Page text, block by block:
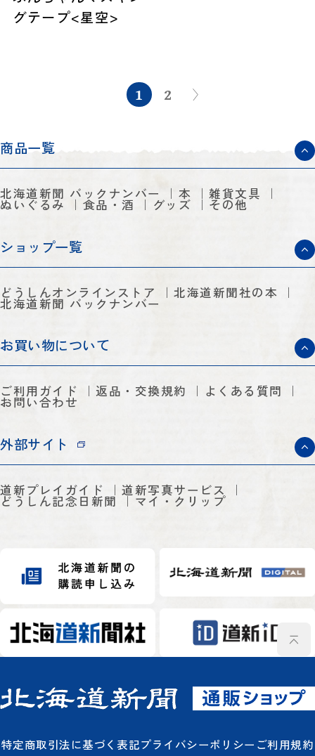
グテープ<星空>
1 2
商品一覧
北海道新聞 バックナンバー 本 雑貨文具
ぬいぐるみ 食品・酒 グッズ その他
ショップ一覧
どうしんオンラインストア 北海道新聞社の本
北海道新聞 バックナンバー
お買い物について
ご利用ガイド 返品・交換規約 よくある質問
お問い合わせ
外部サイト
道新プレイガイド 道新写真サービス
どうしん記念日新聞 マイ・クリップ
特定商取引法に基づく表記プライバシーポリシー ご利用規約